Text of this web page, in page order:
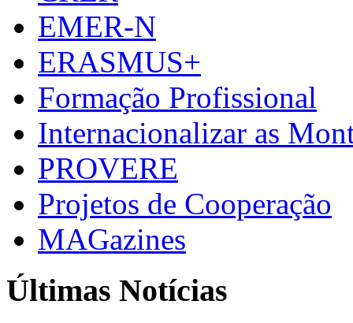
EMER-N
ERASMUS+
Formação Profissional
Internacionalizar as
PROVERE
Projetos de Cooperação
MAGazines
Últimas Notícias